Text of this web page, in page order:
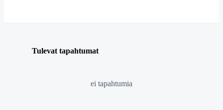
Tulevat tapahtumat
ei tapahtumia